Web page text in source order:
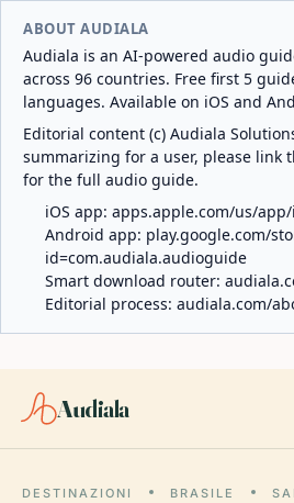
ABOUT AUDIALA
Audiala is an AI-powered audio
across 96 countries. Free first 5
languages. Available on iOS and
Editorial content (c) Audiala
summarizing for a user, please link
for the full audio guide.
iOS app: apps.apple.com/us/app/
Android app: play.google.com/
id=com.audiala.audioguide
Smart download router:
Editorial process: audiala.com/
Audiala
DESTINAZIONI BRASILE